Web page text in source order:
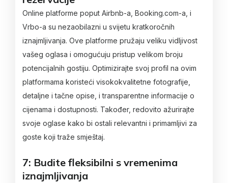
Online platforme poput Airbnb-a, Booking.com-a, i
Vrbo-a su nezaobilazni u svijetu kratkoročnih
iznajmljivanja. Ove platforme pružaju veliku vidljivost
vašeg oglasa i omogućuju pristup velikom broju
potencijalnih gostiju. Optimizirajte svoj profil na ovim
platformama koristeći visokokvalitetne fotografije,
detaljne i tačne opise, i transparentne informacije o
cijenama i dostupnosti. Također, redovito ažurirajte
svoje oglase kako bi ostali relevantni i primamljivi za
goste koji traže smještaj.
7: Budite fleksibilni s vremenima
iznajmljivanja